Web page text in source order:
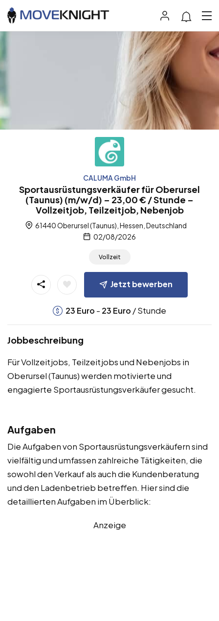
CALUMA GmbH
Sportausrüstungsverkäufer für Oberursel
(Taunus) (m/w/d) – 23,00 € / Stunde –
Vollzeitjob, Teilzeitjob, Nebenjob
61440 Oberursel (Taunus), Hessen, Deutschland
02/08/2026
Vollzeit
Jetzt bewerben
23 Euro - 23 Euro / Stunde
Jobbeschreibung
Für Vollzeitjobs, Teilzeitjobs und Nebenjobs in
Oberursel (Taunus) werden motivierte und
engagierte Sportausrüstungsverkäufer gesucht.
Aufgaben
Die Aufgaben von Sportausrüstungsverkäufern sind
vielfältig und umfassen zahlreiche Tätigkeiten, die
sowohl den Verkauf als auch die Kundenberatung
und den Ladenbetrieb betreffen. Hier sind die
detaillierten Aufgaben im Überblick:
Anzeige